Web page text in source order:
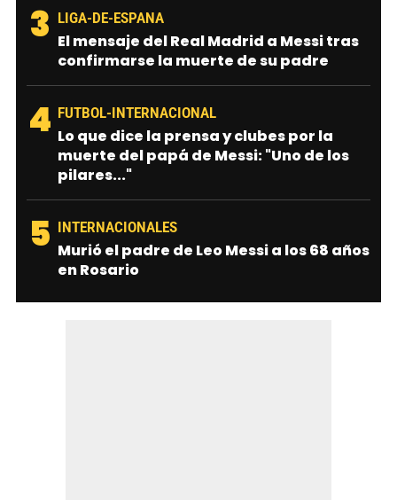
3 LIGA-DE-ESPANA
El mensaje del Real Madrid a Messi tras
confirmarse la muerte de su padre
4 FUTBOL-INTERNACIONAL
Lo que dice la prensa y clubes por la
muerte del papá de Messi: "Uno de los
pilares..."
5 INTERNACIONALES
Murió el padre de Leo Messi a los 68 años
en Rosario